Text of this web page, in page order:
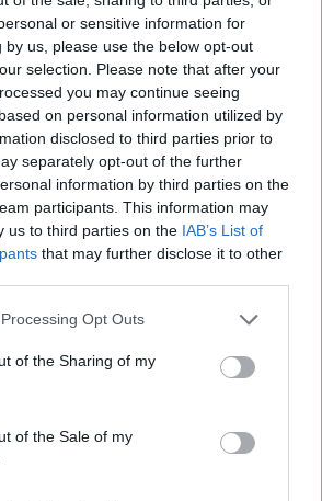
or sensitive information for
by us, please use the below opt-out
selection. Please note that after your
you may continue seeing
on personal information utilized by
disclosed to third parties prior to
separately opt-out of the further
information by third parties on the
participants. This information may
us to third parties on the IAB’s List of
that may further disclose it to other
Opt Outs
of the Sharing of my
of the Sale of my
et des CD sur
de musique ou une partition au
Téléchargement
Vidéos
de «Faust»